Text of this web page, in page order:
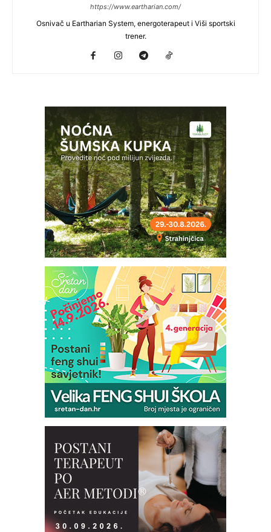
https://www.eartharian.com/
Osnivač u Eartharian System, energoterapeut i Viši sportski
trener.